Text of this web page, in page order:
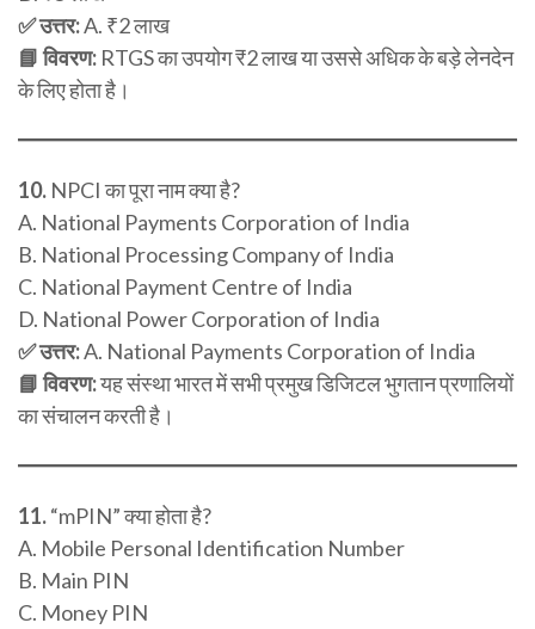
✅ उत्तर:A. ₹2 लाख
📘 विवरण: RTGS का उपयोग ₹2 लाख या उससे अधिक के बड़े लेनदेन
के लिए होता है।
10. NPCI का पूरा नाम क्या है?
A. National Payments Corporation of India
B. National Processing Company of India
C. National Payment Centre of India
D. National Power Corporation of India
✅ उत्तर:A. National Payments Corporation of India
📘 विवरण:यह संस्था भारत में सभी प्रमुख डिजिटल भुगतान प्रणालियों
का संचालन करती है।
11.“mPIN” क्या होता है?
A. Mobile Personal Identification Number
B. Main PIN
C. Money PIN